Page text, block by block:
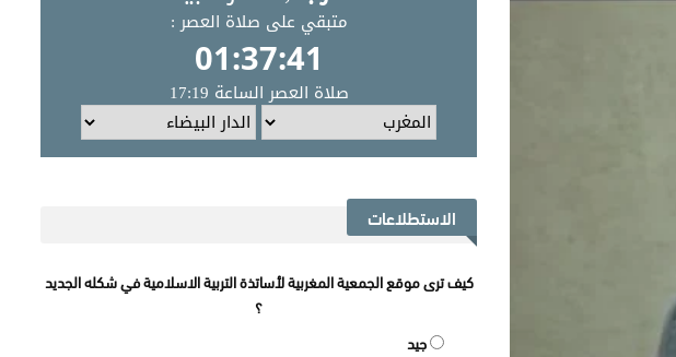
الاستطلاعات
كيف ترى موقع الجمعية المغربية لأساتذة التربية الاسلامية في شكله الجديد
؟
جيد